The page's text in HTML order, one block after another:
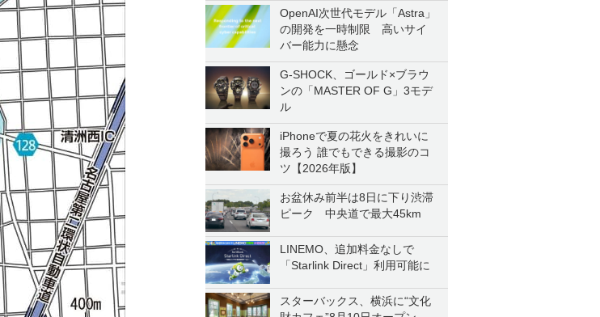
OpenAI次世代モデル「Astra」
の開発を一時制限 高いサイ
バー能力に懸念
G-SHOCK、ゴールド×ブラウ
ンの「MASTER OF G」3モデ
ル
iPhoneで夏の花火をきれいに
撮ろう 誰でもできる撮影のコ
ツ【2026年版】
お盆休み前半は8日に下り渋滞
ピーク 中央道で最大45km
LINEMO、追加料金なしで
「Starlink Direct」利用可能に
スターバックス、横浜に“文化